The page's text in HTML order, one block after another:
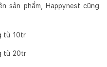
sản phẩm, Happynest cũng
từ 10tr
từ 20tr